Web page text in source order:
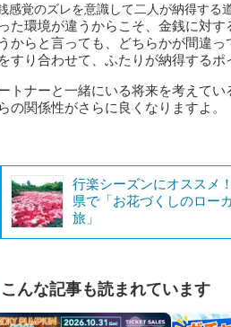
感覚のズレを意識して二人が納得する
た環境が違うからこそ、金銭に対
からと言っても、どちらかが間違
すり合わせて、ふたりが納得するポ
トナーと一緒にいる将来を考えて
の関係性がさらに良くなりますよ。
行楽シーズンにオススメ
県で「お花づくしのロー
旅」
こんな記事も読まれています